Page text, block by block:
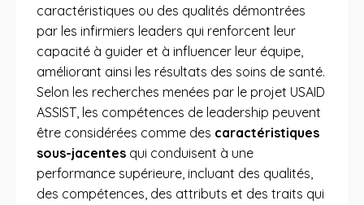
caractéristiques ou des qualités démontrées
par les infirmiers leaders qui renforcent leur
capacité à guider et à influencer leur équipe,
améliorant ainsi les résultats des soins de santé.
Selon les recherches menées par le projet USAID
ASSIST, les compétences de leadership peuvent
être considérées comme des caractéristiques
sous-jacentes qui conduisent à une
performance supérieure, incluant des qualités,
des compétences, des attributs et des traits qui